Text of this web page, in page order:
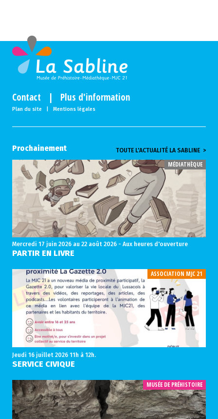
Contact | Plus d'information
Plan du site Mentions légales
Prochainement TOUTE L'ACTUALITÉ LA SABLINE >
MÉDIATHÈQUE
Mercredi 17 juin 2026au 22 août 2026 - Aux heures d'ouverture
PARTIR EN LIVRE
ASSOCIATION MJC 21
Jeudi 16 juillet 202611h à 12h.
SERVICE CIVIQUE
MUSÉE DE PRÉHISTOIRE